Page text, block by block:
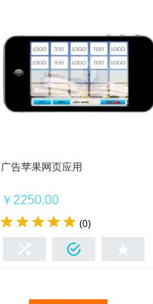
我想要
广告苹果网页应用
￥2250.00
(0)